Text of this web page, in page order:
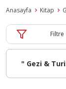
Anasayfa Kitap
Filtre
" Gezi &